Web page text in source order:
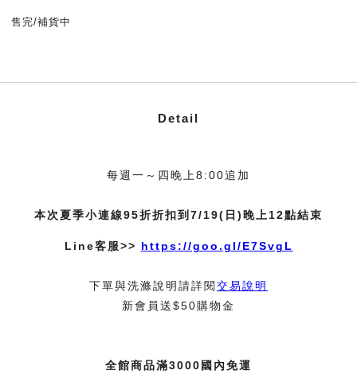
售完/補貨中
Detail
每週一～四晚上8:00追加
本次夏季小連線95折折扣到7/19(日)晚上12點結束
Line客服>> https://goo.gl/E7SvgL
下單與洗滌說明請詳閱交易說明
新會員送$50購物金
全館商品滿3000國內免運